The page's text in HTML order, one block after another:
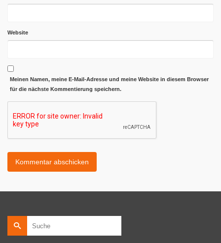
Website
Meinen Namen, meine E-Mail-Adresse und meine Website in diesem Browser
für die nächste Kommentierung speichern.
nach: